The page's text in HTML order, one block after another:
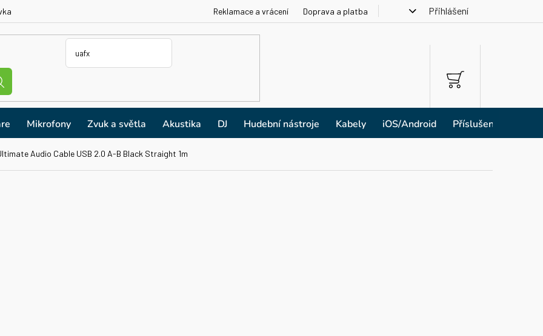
Reklamace a vrácení Doprava a platba Přihlášení
NÁKUPNÍ
KOŠÍK
Mikrofony Zvuk a světla Akustika DJ Hudební nástroje Kabely iOS/Android Příslušenství
Audio Cable USB 2.0 A-B Black Straight 1m